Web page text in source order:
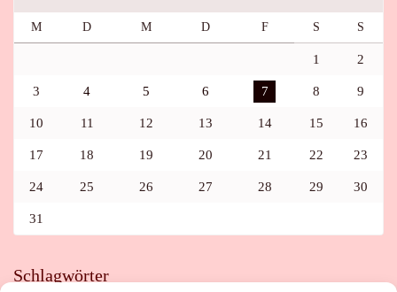
M D M D F S S
1 2
3 4 5 6 7 8 9
10 11 12 13 14 15 16
17 18 19 20 21 22 23
24 25 26 27 28 29 30
31
Schlagwörter